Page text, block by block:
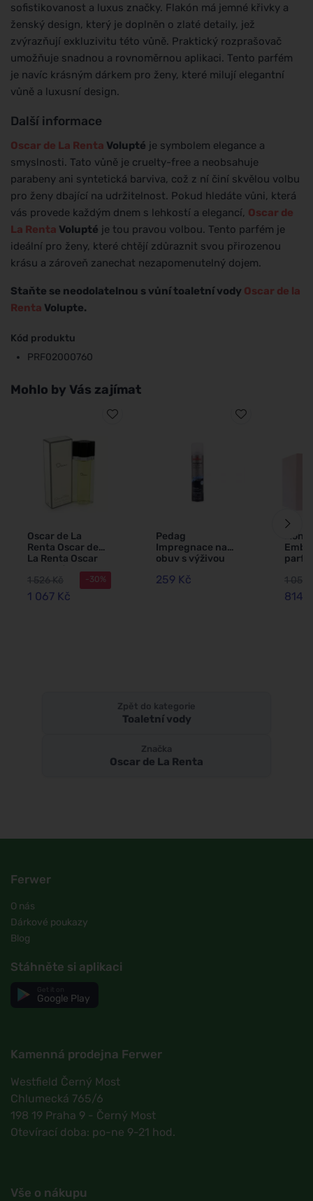
sofistikovanost a luxus značky. Flakón má jemné křivky a
ženský design, který je doplněn o zlaté detaily, jež
zvýrazňují exkluzivitu této vůně. Praktický rozprašovač
umožňuje snadnou a rovnoměrnou aplikaci. Tento parfém
je navíc krásným dárkem pro ženy, které milují elegantní
vůně a luxusní design.
Další informace
Oscar de La Renta Volupté je symbolem elegance a
smyslnosti. Tato vůně je cruelty-free a neobsahuje
parabeny ani syntetická barviva, což z ní činí skvělou volbu
pro ženy dbající na udržitelnost. Pokud hledáte vůni, která
vás provede každým dnem s lehkostí a elegancí, Oscar de
La Renta Volupté je tou pravou volbou. Tento parfém je
ideální pro ženy, které chtějí zdůraznit svou přirozenou
krásu a zároveň zanechat nezapomenutelný dojem.
Staňte se neodolatelnou s vůní toaletní vody Oscar de la
Renta Volupte.
Kód produktu
PRF02000760
Mohlo by Vás zajímat
Oscar de La
Renta Oscar de
La Renta Oscar
toaletní voda pro
ženy
1 526 Kč
1 067 Kč
-30%
Pedag
Impregnace na
obuv s výživou
259 Kč
ml
1 059
814
Zpět do kategorie
Toaletní vody
Značka
Oscar de La Renta
Ferwer
O nás
Dárkové poukazy
Blog
Stáhněte si aplikaci
Google Play
Kamenná prodejna Ferwer
Westfield Černý Most
Chlumecká 765/6
198 19 Praha 9 - Černý Most
Otevírací doba: po-ne 9-21 hod.
Vše o nákupu